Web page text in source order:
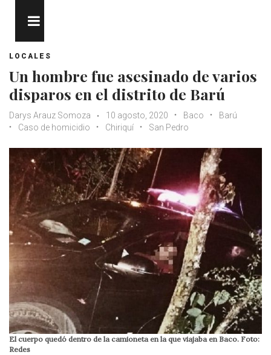
LOCALES
Un hombre fue asesinado de varios
disparos en el distrito de Barú
Darys Arauz Somoza 10 agosto, 2020 Baco
Barú
Caso de homicidio
Chiriquí San Pedro
El cuerpo quedó dentro de la camioneta en la que viajaba en Baco. Foto:
Redes